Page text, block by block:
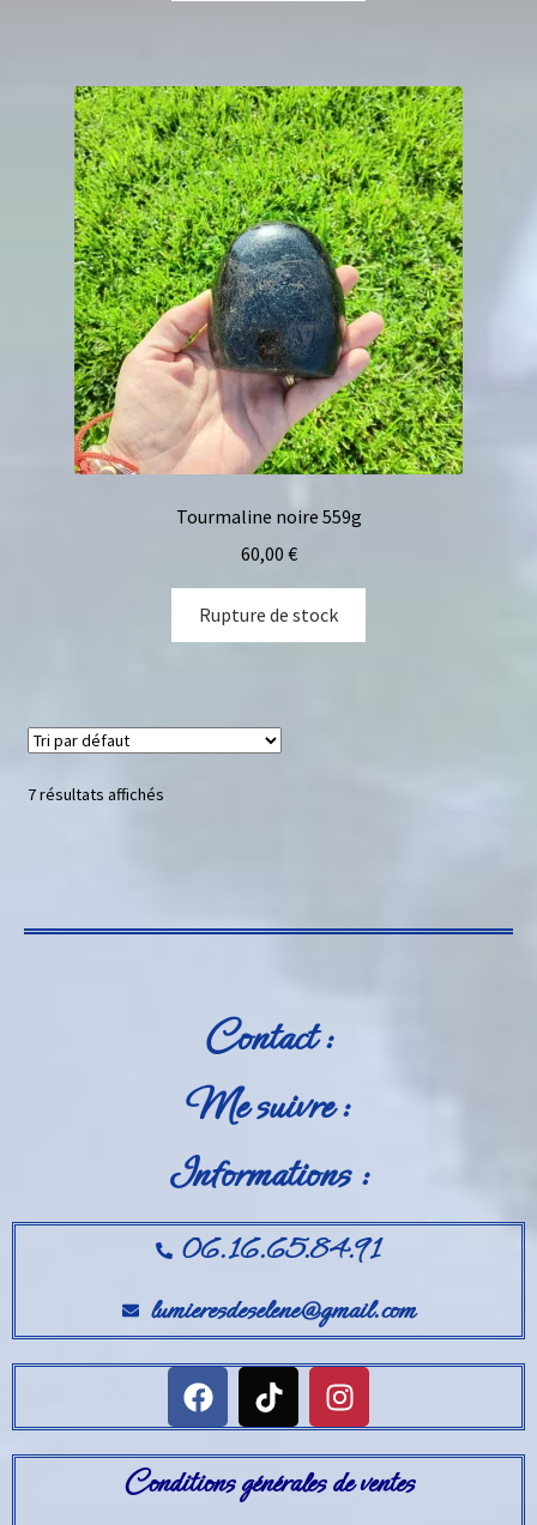
Tourmaline noire 559g
60,00 €
Rupture de stock
7 résultats affichés
Contact :
Me suivre :
Informations :
06.16.65.84.91
lumieresdeselene@gmail.com
Conditions générales de ventes